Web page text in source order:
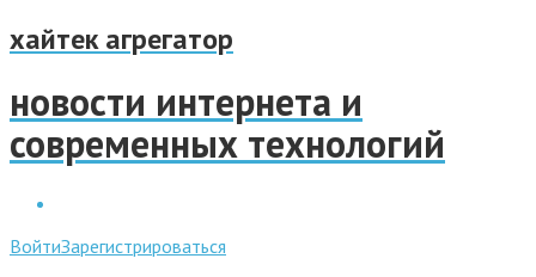
хайтек агрегатор
новости интернета и
современных технологий
ВойтиЗарегистрироваться